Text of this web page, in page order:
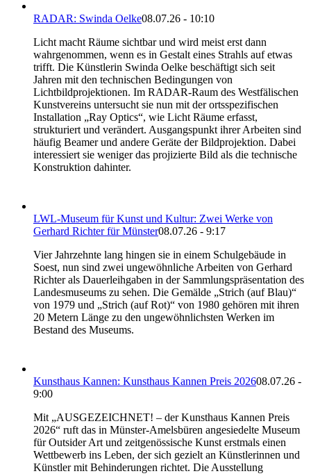
RADAR: Swinda Oelke08.07.26 - 10:10
Licht macht Räume sichtbar und wird meist erst dann
wahrgenommen, wenn es in Gestalt eines Strahls auf etwas
trifft. Die Künstlerin Swinda Oelke beschäftigt sich seit
Jahren mit den technischen Bedingungen von
Lichtbildprojektionen. Im RADAR-Raum des Westfälischen
Kunstvereins untersucht sie nun mit der ortsspezifischen
Installation „Ray Optics“, wie Licht Räume erfasst,
strukturiert und verändert. Ausgangspunkt ihrer Arbeiten sind
häufig Beamer und andere Geräte der Bildprojektion. Dabei
interessiert sie weniger das projizierte Bild als die technische
Konstruktion dahinter.
LWL-Museum für Kunst und Kultur: Zwei Werke von
Gerhard Richter für Münster08.07.26 - 9:17
Vier Jahrzehnte lang hingen sie in einem Schulgebäude in
Soest, nun sind zwei ungewöhnliche Arbeiten von Gerhard
Richter als Dauerleihgaben in der Sammlungspräsentation des
Landesmuseums zu sehen. Die Gemälde „Strich (auf Blau)“
von 1979 und „Strich (auf Rot)“ von 1980 gehören mit ihren
20 Metern Länge zu den ungewöhnlichsten Werken im
Bestand des Museums.
Kunsthaus Kannen: Kunsthaus Kannen Preis 202608.07.26 -
9:00
Mit „AUSGEZEICHNET! – der Kunsthaus Kannen Preis
2026“ ruft das in Münster-Amelsbüren angesiedelte Museum
für Outsider Art und zeitgenössische Kunst erstmals einen
Wettbewerb ins Leben, der sich gezielt an Künstlerinnen und
Künstler mit Behinderungen richtet. Die Ausstellung